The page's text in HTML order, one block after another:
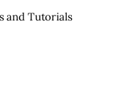
and Tutorials